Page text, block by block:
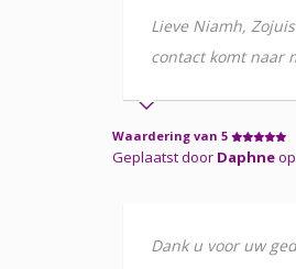
Lieve Niamh,
contact komt naar
Waardering van 5
Geplaatst door Daphne
Dank u voor uw